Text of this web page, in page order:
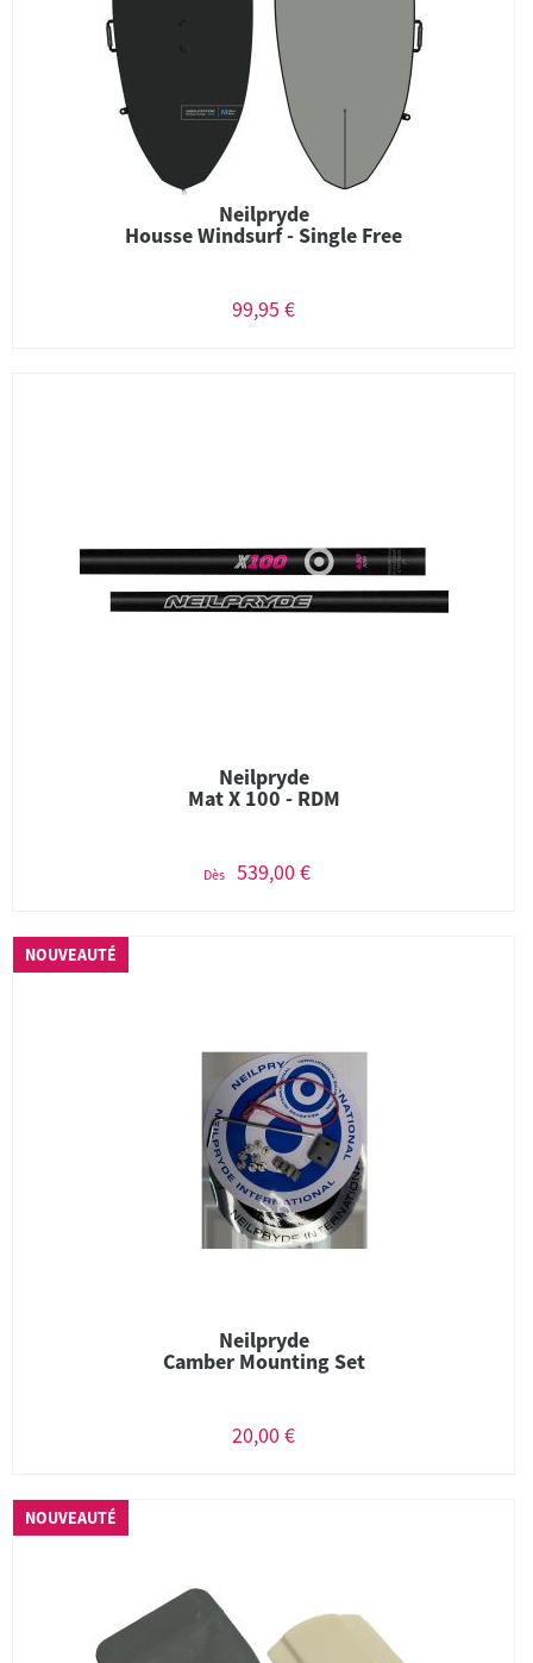
Neilpryde
Housse Windsurf - Single Free
99,95 €
Neilpryde
Mat X 100 - RDM
Dès 539,00 €
NOUVEAUTÉ
Neilpryde
Camber Mounting Set
20,00 €
NOUVEAUTÉ